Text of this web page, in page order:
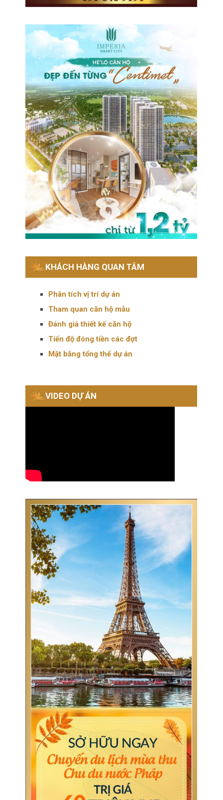
KHÁCH HÀNG QUAN TÂM
Phân tích vị trí dự án
Tham quan căn hộ mẫu
Đánh giá thiết kế căn hộ
Tiến độ đóng tiền các đợt
Mặt bằng tổng thể dự án
VIDEO DỰ ÁN